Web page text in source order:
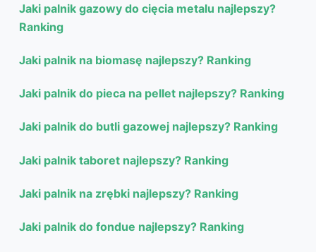
Jaki palnik gazowy do cięcia metalu najlepszy?
Ranking
Jaki palnik na biomasę najlepszy? Ranking
Jaki palnik do pieca na pellet najlepszy? Ranking
Jaki palnik do butli gazowej najlepszy? Ranking
Jaki palnik taboret najlepszy? Ranking
Jaki palnik na zrębki najlepszy? Ranking
Jaki palnik do fondue najlepszy? Ranking